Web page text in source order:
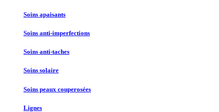
Soins apaisants
Soins anti-imperfections
Soins anti-taches
Soins solaire
Soins peaux couperosées
Lignes